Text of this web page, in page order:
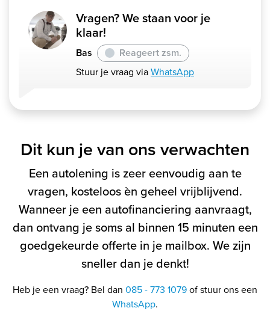
Vragen? We staan voor je
klaar!
Bas Reageert zsm.
Stuur je vraag viaWhatsApp
Dit kun je van ons verwachten
Een autolening is zeer eenvoudig aan te
vragen, kosteloos èn geheel vrijblijvend.
Wanneer je een autofinanciering aanvraagt,
dan ontvang je soms al binnen 15 minuten een
goedgekeurde offerte in je mailbox. We zijn
sneller dan je denkt!
Heb je een vraag? Bel dan 085 - 773 1079of stuur ons een
WhatsApp.